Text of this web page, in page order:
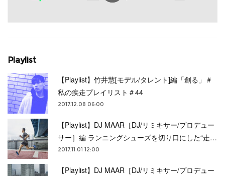
Playlist
【Playlist】竹井慧[モデル/タレント]編「創る」＃
私の疾走プレイリスト＃44
2017.12.08 06:00
【Playlist】DJ MAAR［DJ/リミキサー/プロデュー
サー］編 ランニングシューズを切り口にした“走…
2017.11.01 12:00
【Playlist】DJ MAAR［DJ/リミキサー/プロデュー